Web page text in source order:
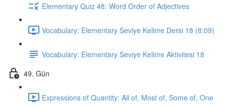
Elementary Quiz 48: Word Order of Adjectives
Vocabulary: Elementary Seviye Kelime Dersi 18 (8:09)
Vocabulary: Elementary Seviye Kelime Aktivitesi 18
49. Gün
Expressions of Quantity: All of, Most of, Some of, One